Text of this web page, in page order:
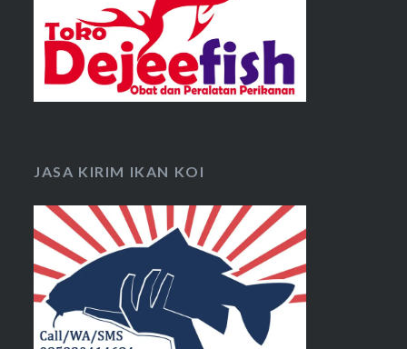
JASA KIRIM IKAN KOI